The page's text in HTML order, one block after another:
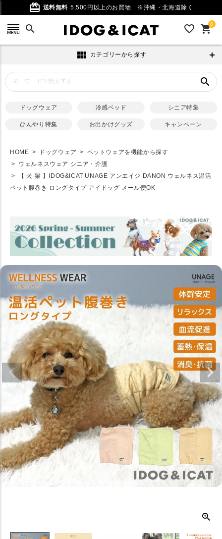
card_giftcard 送料無料 5,500円以上のお買物 ※沖縄・北海道除く
search favorite_outline 0
shopping_cart
view_module カテゴリーから探す
search
ドッグウェア 冷感ベッド シニア特集
ひんやり特集 お出かけグッズ キャンペーン
HOME ドッグウェア
ペットウェアを機能から探す
ウェルネスウェア シニア・介護
【 犬 猫 】IDOG&ICAT UNAGE アンエイジ DANON ウェルネス温活
ペット腹巻き ロングタイプ アイドッグ メール便OK